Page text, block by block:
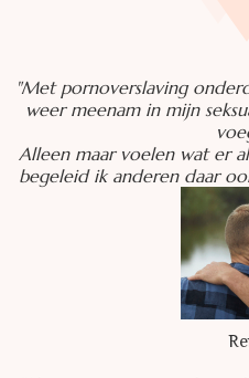
"Met pornoverslaving
weer meenam in mijn
Alleen maar voelen wat er
begeleid ik anderen daar